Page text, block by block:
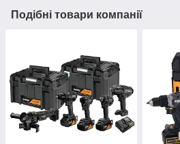
Подібні товари компанії